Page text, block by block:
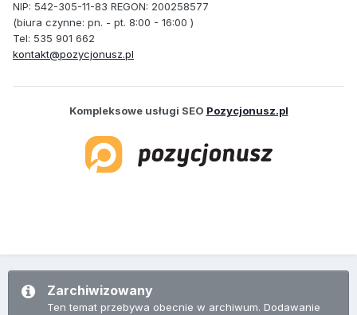
NIP: 542-305-11-83 REGON: 200258577
(biura czynne: pn. - pt. 8:00 - 16:00 )
Tel: 535 901 662
kontakt@pozycjonusz.pl
Kompleksowe usługi SEO Pozycjonusz.pl
Zarchiwizowany
Ten temat przebywa obecnie w archiwum. Dodawanie